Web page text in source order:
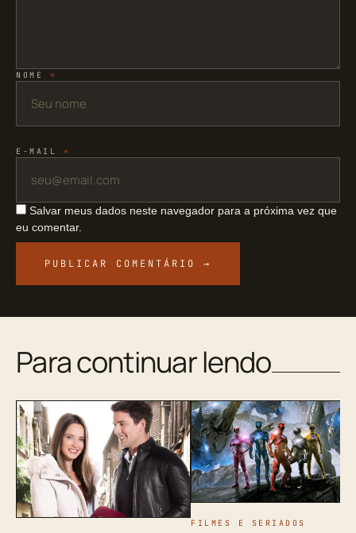
NOME *
E-MAIL *
Salvar meus dados neste navegador para a próxima vez que
eu comentar.
Para continuar lendo
FILMES E SERIADOS